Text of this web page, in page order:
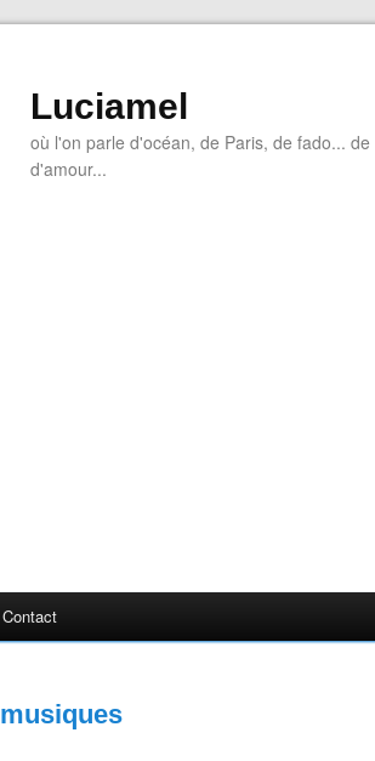
Luciamel
où l'on parle d'océan, de Paris, de fado...
d'amour...
Contact